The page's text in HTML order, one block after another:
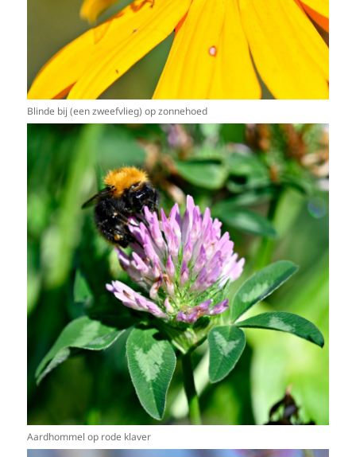
Blinde bij (een zweefvlieg) op zonnehoed
Aardhommel op rode klaver